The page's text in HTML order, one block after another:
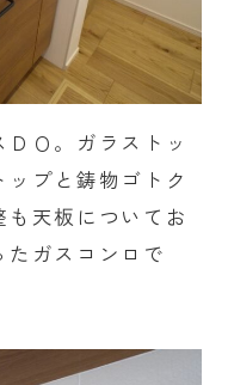
Ｏ。ガラストッ
プと鋳物ゴトク
天板についてお
たガスコンロで